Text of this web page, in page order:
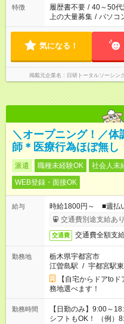
ません
特徴 履歴書不要 / 40～50代
上の大量募集 / パソコ
気になる！
掲載元企業名 日研トータルソーシ
＼オープニング！／
師＊医療行為ほぼ無し
派遣 職種未経験OK 社会人未
WEB登録・面接OK
給与
時給1800円～ ■週払
交通費別途支給あり
交通費 交通費全額支
勤務地
栃木県宇都宮市
江曽島駅 / 宇都宮駅
【自宅からドアto
務地選べます！
勤務時間
【日勤のみ】9:00～18:00（休憩60
シフトもOK！ （例